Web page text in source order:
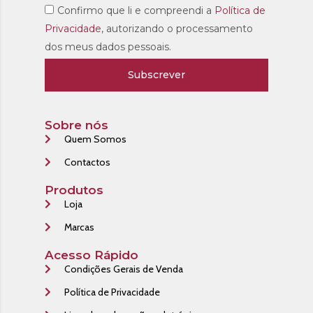
Sobre nós
Quem Somos
Contactos
Produtos
Loja
Marcas
Acesso Rápido
Condições Gerais de Venda
Política de Privacidade
Confirmo que li e compreendi a Política de
Privacidade, autorizando o processamento
dos meus dados pessoais.
Subscrever